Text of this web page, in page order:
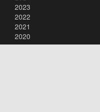
2023
2022
2021
2020